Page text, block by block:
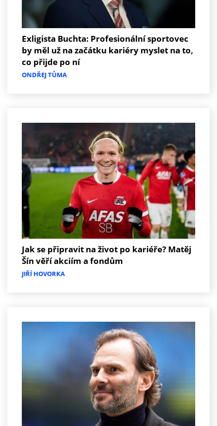
Exligista Buchta: Profesionální sportovec
by měl už na začátku kariéry myslet na to,
co přijde po ní
ONDŘEJ TŮMA
Jak se připravit na život po kariéře? Matěj
Šín věří akciím a fondům
JIŘÍ HOVORKA